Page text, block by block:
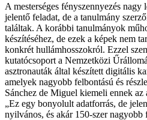
A mesterséges fényszennyezés
jelentő feladat, de a tanulmány
találtak. A korábbi tanulmányok
készítéséhez, de ezek a képek nem
konkrét hullámhosszokról. Ezzel
kutatócsoport a Nemzetközi
asztronauták által készített digitális
amelyek nagyobb felbontású és
Sánchez de Miguel kiemeli ennek az
„Ez egy bonyolult adatforrás, de
nyilvános, és akár 150-szer nagyobb